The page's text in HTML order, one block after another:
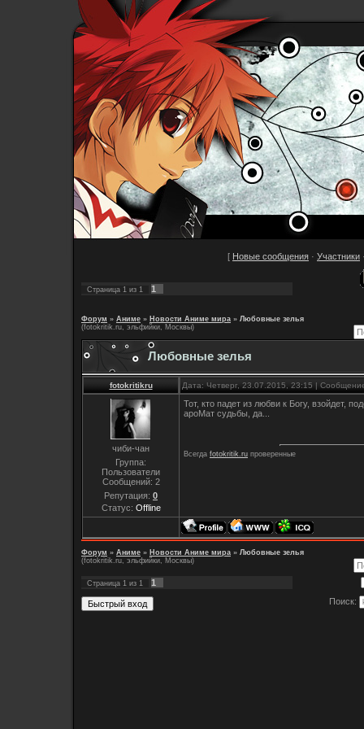
[ Новые сообщения · Участники
Страница 1 из 1 1
Форум » Аниме » Новости Аниме мира » Любовные зелья
(fotokritik.ru, эльфийки, Москвы)
Любовные зелья
fotokritikru Дата: Четверг, 23.07.2015, 23:15 |
чиби-чан
Группа:
Пользователи
Сообщений: 2
Репутация: 0
Статус: Offline
Тот, кто падет из любви к Богу, взойдет,
ароМат судьбы, да...
Всегда fotokritik.ru проверенные
Форум » Аниме » Новости Аниме мира » Любовные зелья
(fotokritik.ru, эльфийки, Москвы)
Страница 1 из 1
1
Поиск: